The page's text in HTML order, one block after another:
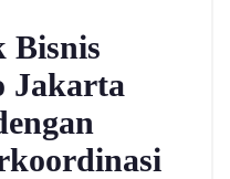
Bisnis
Jakarta